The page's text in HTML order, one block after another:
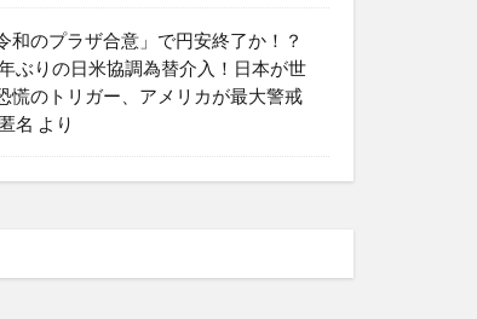
令和のプラザ合意」で円安終了か！？
ぶりの日米協調為替介入！日本が世
慌のトリガー、アメリカが最大警戒
匿名 より